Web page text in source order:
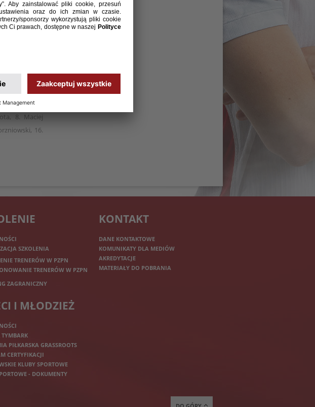
Pesti, 7.
15.
8. Maciej
16.
SZKOLENIA
TRENERÓW W PZPN
TRENERÓW W PZPN
ZAGRANICZNY
I MŁODZIEŻ
TYMBARK
PIŁKARSKA GRASSROOTS
CERTYFIKACJI
KLUBY SPORTOWE
- DOKUMENTY
KONTAKT
DANE KONTAKTOWE
KOMUNIKATY DLA MEDIÓW
AKREDYTACJE
MATERIAŁY DO POBRANIA